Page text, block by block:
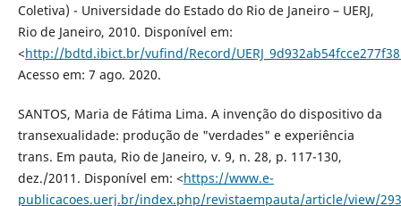
Coletiva) - Universidade do Estado do Rio de Janeiro – UERJ,
Rio de Janeiro, 2010. Disponível em:
<http://bdtd.ibict.br/vufind/Record/
Acesso em: 7 ago. 2020.
SANTOS, Maria de Fátima Lima. A invenção do dispositivo da
transexualidade: produção de "verdades" e experiência
trans. Em pauta, Rio de Janeiro, v. 9, n. 28, p. 117-130,
dez./2011. Disponível em: <https://www.e-
publicacoes.uerj.br/index.php/revistaempauta/article/view/